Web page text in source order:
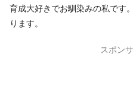
育成大好きでお馴染みの私です
ります。
スポン